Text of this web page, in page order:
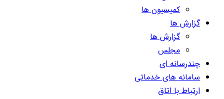
کمیسیون ها
گزارش ها
گزارش ها
مجلس
چندرسانه ای
سامانه های خدماتی
ارتباط با اتاق